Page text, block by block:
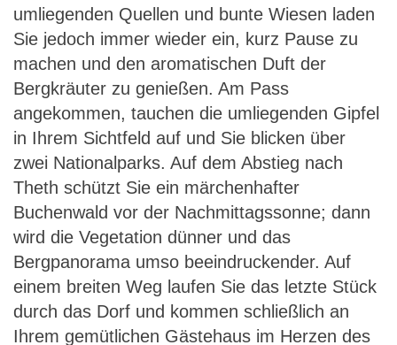
umliegenden Quellen und bunte Wiesen laden
Sie jedoch immer wieder ein, kurz Pause zu
machen und den aromatischen Duft der
Bergkräuter zu genießen. Am Pass
angekommen, tauchen die umliegenden Gipfel
in Ihrem Sichtfeld auf und Sie blicken über
zwei Nationalparks. Auf dem Abstieg nach
Theth schützt Sie ein märchenhafter
Buchenwald vor der Nachmittagssonne; dann
wird die Vegetation dünner und das
Bergpanorama umso beeindruckender. Auf
einem breiten Weg laufen Sie das letzte Stück
durch das Dorf und kommen schließlich an
Ihrem gemütlichen Gästehaus im Herzen des